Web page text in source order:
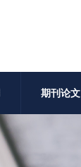
期刊论文